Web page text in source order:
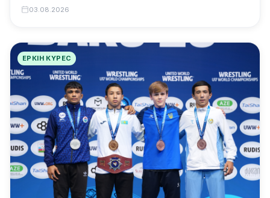
03.08.2026
ЕРКІН КҮРЕС